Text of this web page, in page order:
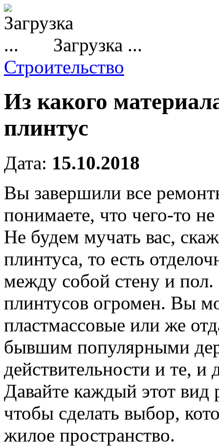
Загрузка ...
Строительство
Из какого
плинтус
Дата: 15.10.2018
Вы завершили все
понимаете, что чего-то
Не будем мучать вас,
плинтуса, то есть
между собой стену и
плинтусов огромен. Вы
пластмассовые или же
бывшим популярными
действительности и те,
Давайте каждый этот вид
чтобы сделать выбор,
жилое пространство.